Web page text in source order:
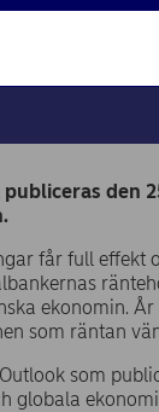
den
får full effekt
ekonomin.
som räntan
som
globala